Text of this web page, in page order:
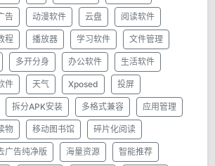
告 动漫软件 云盘 阅读软件
程 播放器 学习软件 文件管理
多开分身 办公软件 生活软件
件 天气 Xposed 投屏
拆分APK安装 多格式兼容 应用管理
物 移动图书馆 碎片化阅读
广告纯净版 海量资源 智能推荐